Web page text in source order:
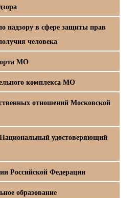
надзору в сфере защиты прав
человека
МО
комплекса МО
отношений Московской
удостоверяющий
Российской Федерации
образование